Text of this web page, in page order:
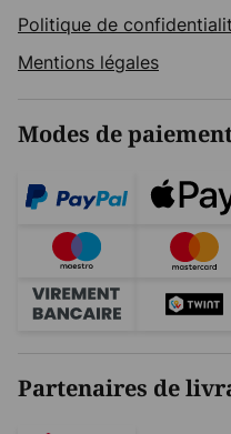
Politique de
Mentions légales
Modes de
Partenaires de